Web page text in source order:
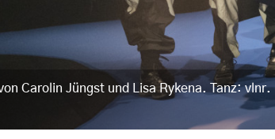
Carolin Jüngst und Lisa Rykena. Tanz: